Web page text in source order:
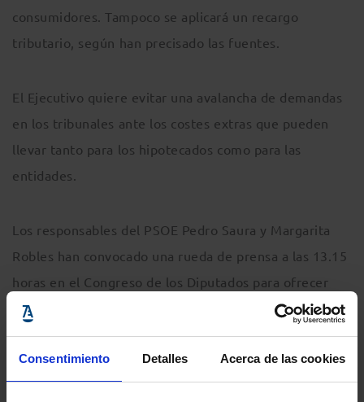
Consentimiento Detalles Acerca de las cookies
consumidores. Tampoco se aplicará un recargo
tributario, según han precisado las fuentes.
El Ejecutivo quiere evitar una avalancha de demandas
en los tribunales ante los costes extras que pueden
llevar tanto para los hipotecados como para las
entidades.
Los responsables del PSOE Pedro Saura y Margarita
Robles han convocado una rueda de prensa a las 13.15
horas en el Congreso de los Diputados para ofrecer
más detalles sobre el acuerdo.